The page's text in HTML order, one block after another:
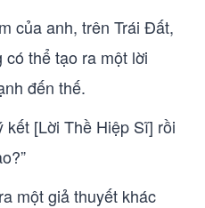
của anh, trên Trái Đất,
thể tạo ra một lời
đến thế.
kết [Lời Thề Hiệp Sĩ] rồi
một giả thuyết khác